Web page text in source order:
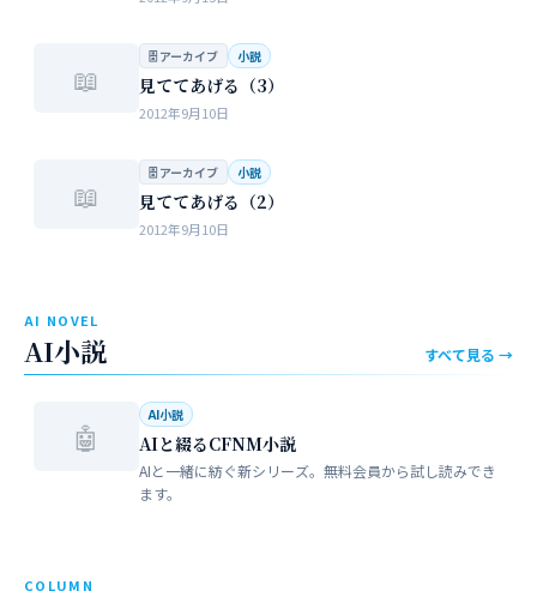
📖
🗄 アーカイブ 小説
見ててあげる（3）
2012年9月10日
📖
🗄 アーカイブ 小説
見ててあげる（2）
2012年9月10日
AI NOVEL
AI小説 すべて見る →
🤖
AI小説
AIと綴るCFNM小説
AIと一緒に紡ぐ新シリーズ。無料会員から試し読みでき
ます。
COLUMN